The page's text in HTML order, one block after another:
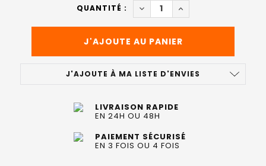
QUANTITÉ :
DIMINUER LA QUANTITÉ DE
AUGMENTER LA
J'AJOUTE À MA LISTE D'ENVIES
LIVRAISON RAPIDE
EN 24H OU 48H
PAIEMENT SÉCURISÉ
EN 3 FOIS OU 4 FOIS